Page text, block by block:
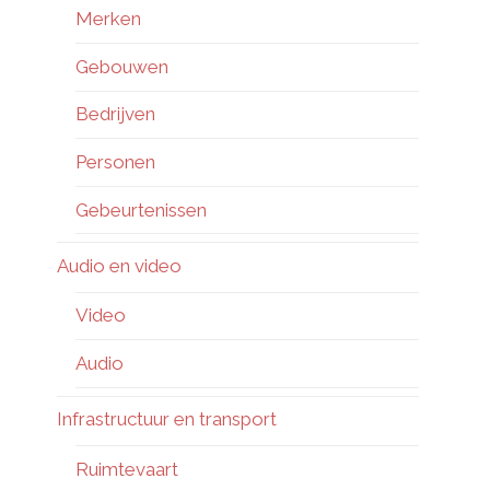
Merken
Gebouwen
Bedrijven
Personen
Gebeurtenissen
Audio en video
Video
Audio
Infrastructuur en transport
Ruimtevaart